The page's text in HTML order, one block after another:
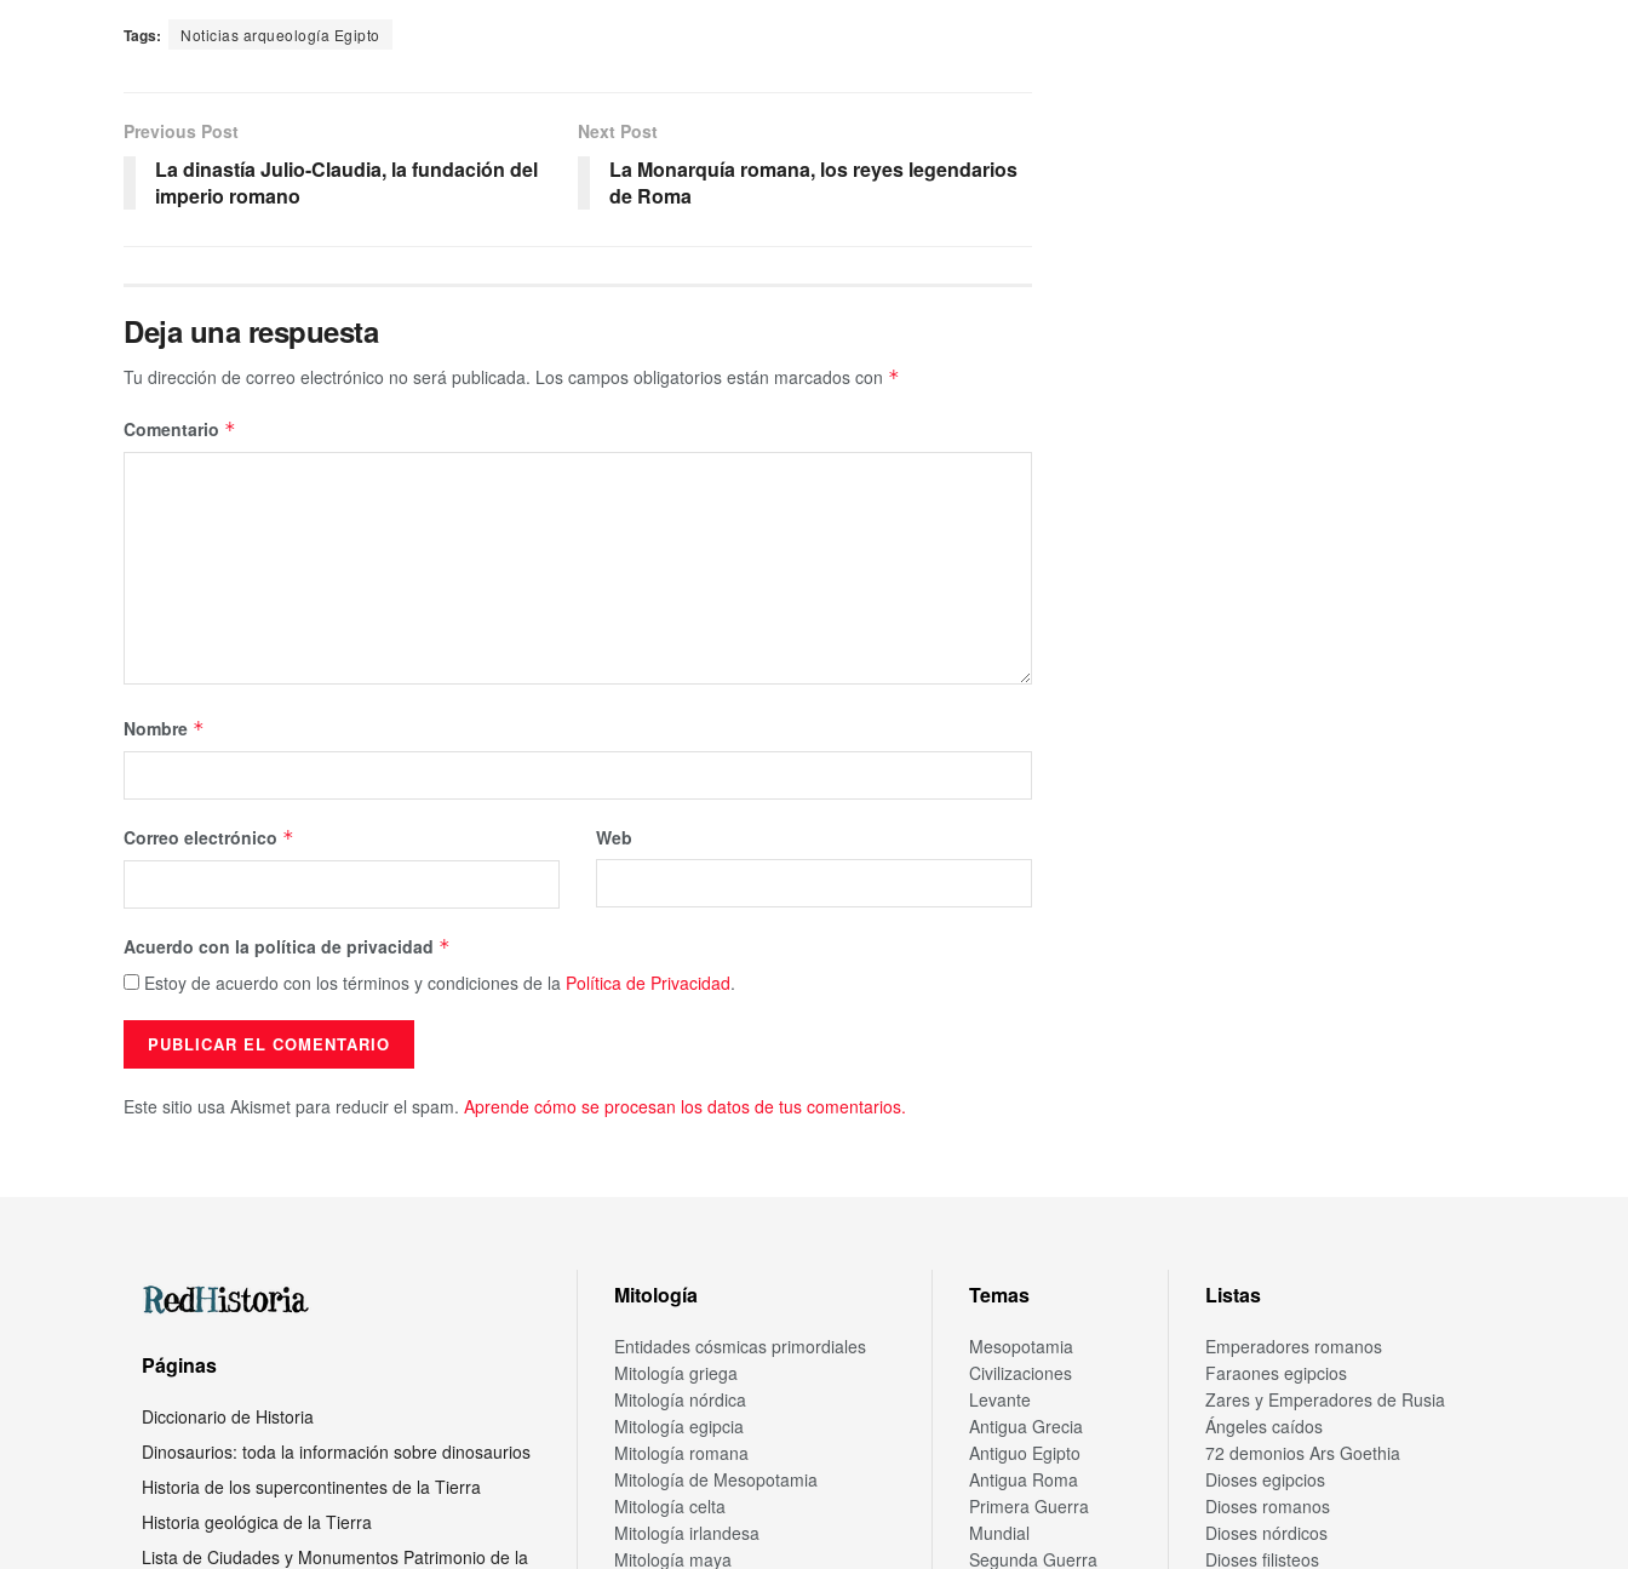
Tags: Noticias arqueología Egipto
Previous Post
La dinastía Julio-Claudia, la fundación del
imperio romano
Next Post
La Monarquía romana, los reyes legendarios
de Roma
Deja una respuesta
Tu dirección de correo electrónico no será publicada. Los campos obligatorios están marcados con *
Comentario *
Nombre *
Correo electrónico * Web
Acuerdo con la política de privacidad *
Estoy de acuerdo con los términos y condiciones de la Política de Privacidad.
Este sitio usa Akismet para reducir el spam. Aprende cómo se procesan los datos de tus comentarios.
Páginas
Diccionario de Historia
Dinosaurios: toda la información sobre dinosaurios
Historia de los supercontinentes de la Tierra
Historia geológica de la Tierra
Lista de Ciudades y Monumentos Patrimonio de la
Mitología
Entidades cósmicas primordiales
Mitología griega
Mitología nórdica
Mitología egipcia
Mitología romana
Mitología de Mesopotamia
Mitología celta
Mitología irlandesa
Mitología maya
Temas
Mesopotamia
Civilizaciones
Levante
Antigua Grecia
Antiguo Egipto
Antigua Roma
Primera Guerra
Mundial
Segunda Guerra
Listas
Emperadores romanos
Faraones egipcios
Zares y Emperadores de Rusia
Ángeles caídos
72 demonios Ars Goethia
Dioses egipcios
Dioses romanos
Dioses nórdicos
Dioses filisteos